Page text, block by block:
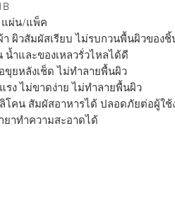
แผ่น/แพ็ค
า ผิวสัมผัสเรียบ ไม่รบกวนพื้นผิวของชิ้
ำและของเหลวรั่วไหลได้ดี
ขุยหลังเช็ด ไม่ทำลายพื้นผิว
รง ไม่ขาดง่าย ไม่ทำลายพื้นผิว
โคน สัมผัสอาหารได้ ปลอดภัยต่อผู้ใช้
ยาทำความสะอาดได้